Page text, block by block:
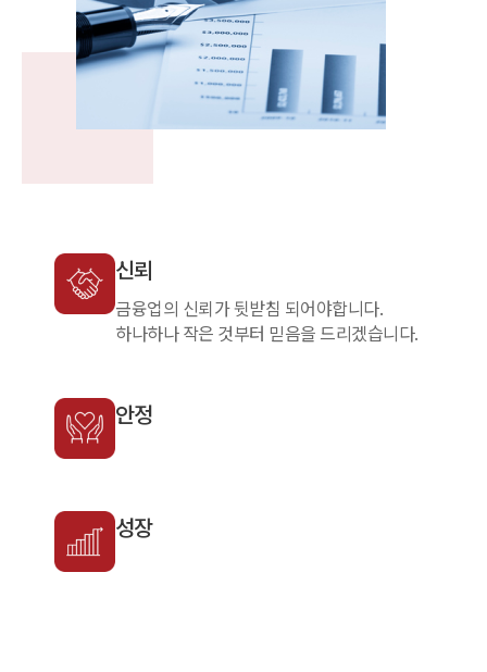
신뢰
금융업의 신뢰가 뒷받침 되어야합니다.
하나하나 작은 것부터 믿음을 드리겠습니다.
안정
성장